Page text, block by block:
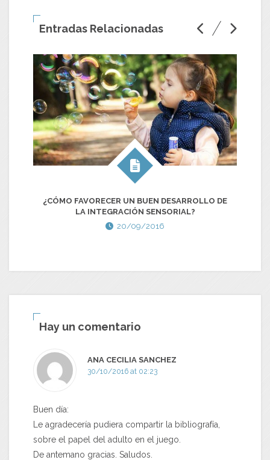
Entradas Relacionadas
¿CÓMO FAVORECER UN BUEN DESARROLLO DE
LA INTEGRACIÓN SENSORIAL?
20/09/2016
Hay un comentario
ANA CECILIA SANCHEZ
30/10/2016 at 02:23
Buen día:
Le agradecería pudiera compartir la bibliografía,
sobre el papel del adulto en el juego.
De antemano gracias. Saludos.